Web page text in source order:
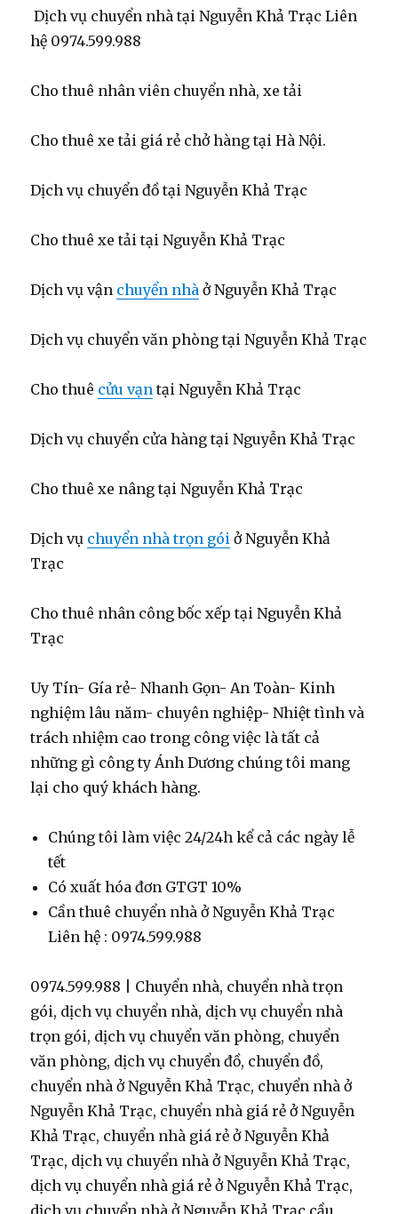
Dịch vụ chuyển nhà tại Nguyễn Khả Trạc Liên
hệ 0974.599.988
Cho thuê nhân viên chuyển nhà, xe tải
Cho thuê xe tải giá rẻ chở hàng tại Hà Nội.
Dịch vụ chuyển đồ tại Nguyễn Khả Trạc
Cho thuê xe tải tại Nguyễn Khả Trạc
Dịch vụ vận chuyển nhà ở Nguyễn Khả Trạc
Dịch vụ chuyển văn phòng tại Nguyễn Khả Trạc
Cho thuê cửu vạn tại Nguyễn Khả Trạc
Dịch vụ chuyển cửa hàng tại Nguyễn Khả Trạc
Cho thuê xe nâng tại Nguyễn Khả Trạc
Dịch vụ chuyển nhà trọn gói ở Nguyễn Khả
Trạc
Cho thuê nhân công bốc xếp tại Nguyễn Khả
Trạc
Uy Tín- Gía rẻ- Nhanh Gọn- An Toàn- Kinh
nghiệm lâu năm- chuyên nghiệp- Nhiệt tình và
trách nhiệm cao trong công việc là tất cả
những gì công ty Ánh Dương chúng tôi mang
lại cho quý khách hàng.
Chúng tôi làm việc 24/24h kể cả các ngày lễ
tết
Có xuất hóa đơn GTGT 10%
Cần thuê chuyển nhà ở Nguyễn Khả Trạc
Liên hệ : 0974.599.988
0974.599.988 | Chuyển nhà, chuyển nhà trọn
gói, dịch vụ chuyển nhà, dịch vụ chuyển nhà
trọn gói, dịch vụ chuyển văn phòng, chuyển
văn phòng, dịch vụ chuyển đồ, chuyển đồ,
chuyển nhà ở Nguyễn Khả Trạc, chuyển nhà ở
Nguyễn Khả Trạc, chuyển nhà giá rẻ ở Nguyễn
Khả Trạc, chuyển nhà giá rẻ ở Nguyễn Khả
Trạc, dịch vụ chuyển nhà ở Nguyễn Khả Trạc,
dịch vụ chuyển nhà giá rẻ ở Nguyễn Khả Trạc,
dịch vụ chuyển nhà ở Nguyễn Khả Trạc cầu